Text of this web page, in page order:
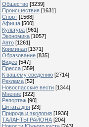
Общество [3239]
Происшествия [1631]
Спорт [1568]
Афиша [500]
Культура [961]
Экономика [1057]
Авто [1261]
Криминал [1371]
Образование [835]
Видео [547]
Пресса [359]
К вашему сведению [2714]
Реклама [52]
Новоспасские вести [1344]
Мнение [322]
Репортаж [90]
Цитата дня [23]
Природа и экология [1936]
ТАЛАНТЫ РАЙОНА [204]